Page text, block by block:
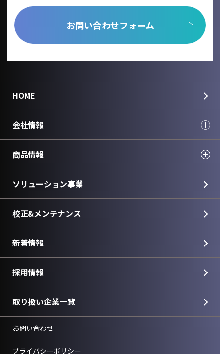
個人情報のご入力は任意ですが、正しく入力されていない場合に
国華電機株式会社
お問い合わせフォーム
HOME
会社情報
商品情報
ソリューション事業
校正&メンテナンス
新着情報
採用情報
取り扱い企業一覧
お問い合わせ
プライバシーポリシー